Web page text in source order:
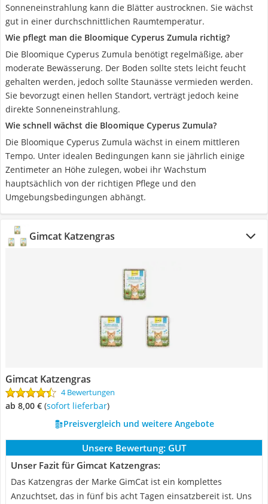
Sonneneinstrahlung kann die Blätter austrocknen. Sie wächst
gut in einer durchschnittlichen Raumtemperatur.
Wie pflegt man die Bloomique Cyperus Zumula richtig?
Die Bloomique Cyperus Zumula benötigt regelmäßige, aber
moderate Bewässerung. Der Boden sollte stets leicht feucht
gehalten werden, jedoch sollte Staunässe vermieden werden.
Sie bevorzugt einen hellen Standort, verträgt jedoch keine
direkte Sonneneinstrahlung.
Wie schnell wächst die Bloomique Cyperus Zumula?
Die Bloomique Cyperus Zumula wächst in einem mittleren
Tempo. Unter idealen Bedingungen kann sie jährlich einige
Zentimeter an Höhe zulegen, wobei ihr Wachstum
hauptsächlich von der richtigen Pflege und den
Umgebungsbedingungen abhängt.
Gimcat Katzengras
Gimcat Katzengras
4 Bewertungen
ab 8,00 € ( Sofort lieferbar)
Preisvergleich und weitere Angebote
Unsere Bewertung: GUT
Unser Fazit für Gimcat Katzengras:
Das Katzengras der Marke GimCat ist ein komplettes
Anzuchtset, das in fünf bis acht Tagen einsatzbereit ist. Uns